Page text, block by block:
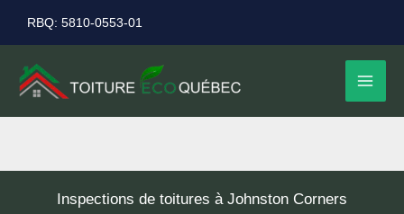
au
contenu
RBQ: 5810-0553-01
Inspections de toitures à Johnston Corners